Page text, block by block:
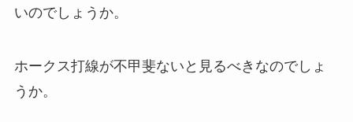
いのでしょうか。
ホークス打線が不甲斐ないと見るべきなのでしょ
うか。